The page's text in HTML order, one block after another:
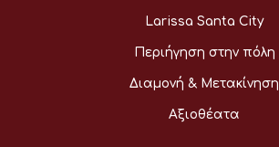
Larissa Santa City
Περιήγηση στην πόλη
Διαμονή & Μετακίνηση
Αξιοθέατα